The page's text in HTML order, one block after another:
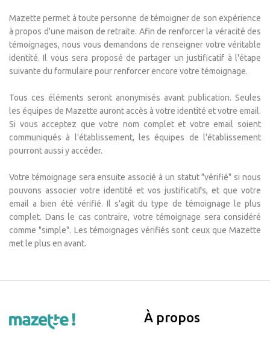
Mazette permet à toute personne de témoigner de son expérience
à propos d'une maison de retraite. Afin de renforcer la véracité des
témoignages, nous vous demandons de renseigner votre véritable
identité. Il vous sera proposé de partager un justificatif à l'étape
suivante du formulaire pour renforcer encore votre témoignage.
Tous ces éléments seront anonymisés avant publication. Seules
les équipes de Mazette auront accès à votre identité et votre email.
Si vous acceptez que votre nom complet et votre email soient
communiqués à l'établissement, les équipes de l'établissement
pourront aussi y accéder.
Votre témoignage sera ensuite associé à un statut "vérifié" si nous
pouvons associer votre identité et vos justificatifs, et que votre
email a bien été vérifié. Il s'agit du type de témoignage le plus
complet. Dans le cas contraire, votre témoignage sera considéré
comme "simple". Les témoignages vérifiés sont ceux que Mazette
met le plus en avant.
À propos